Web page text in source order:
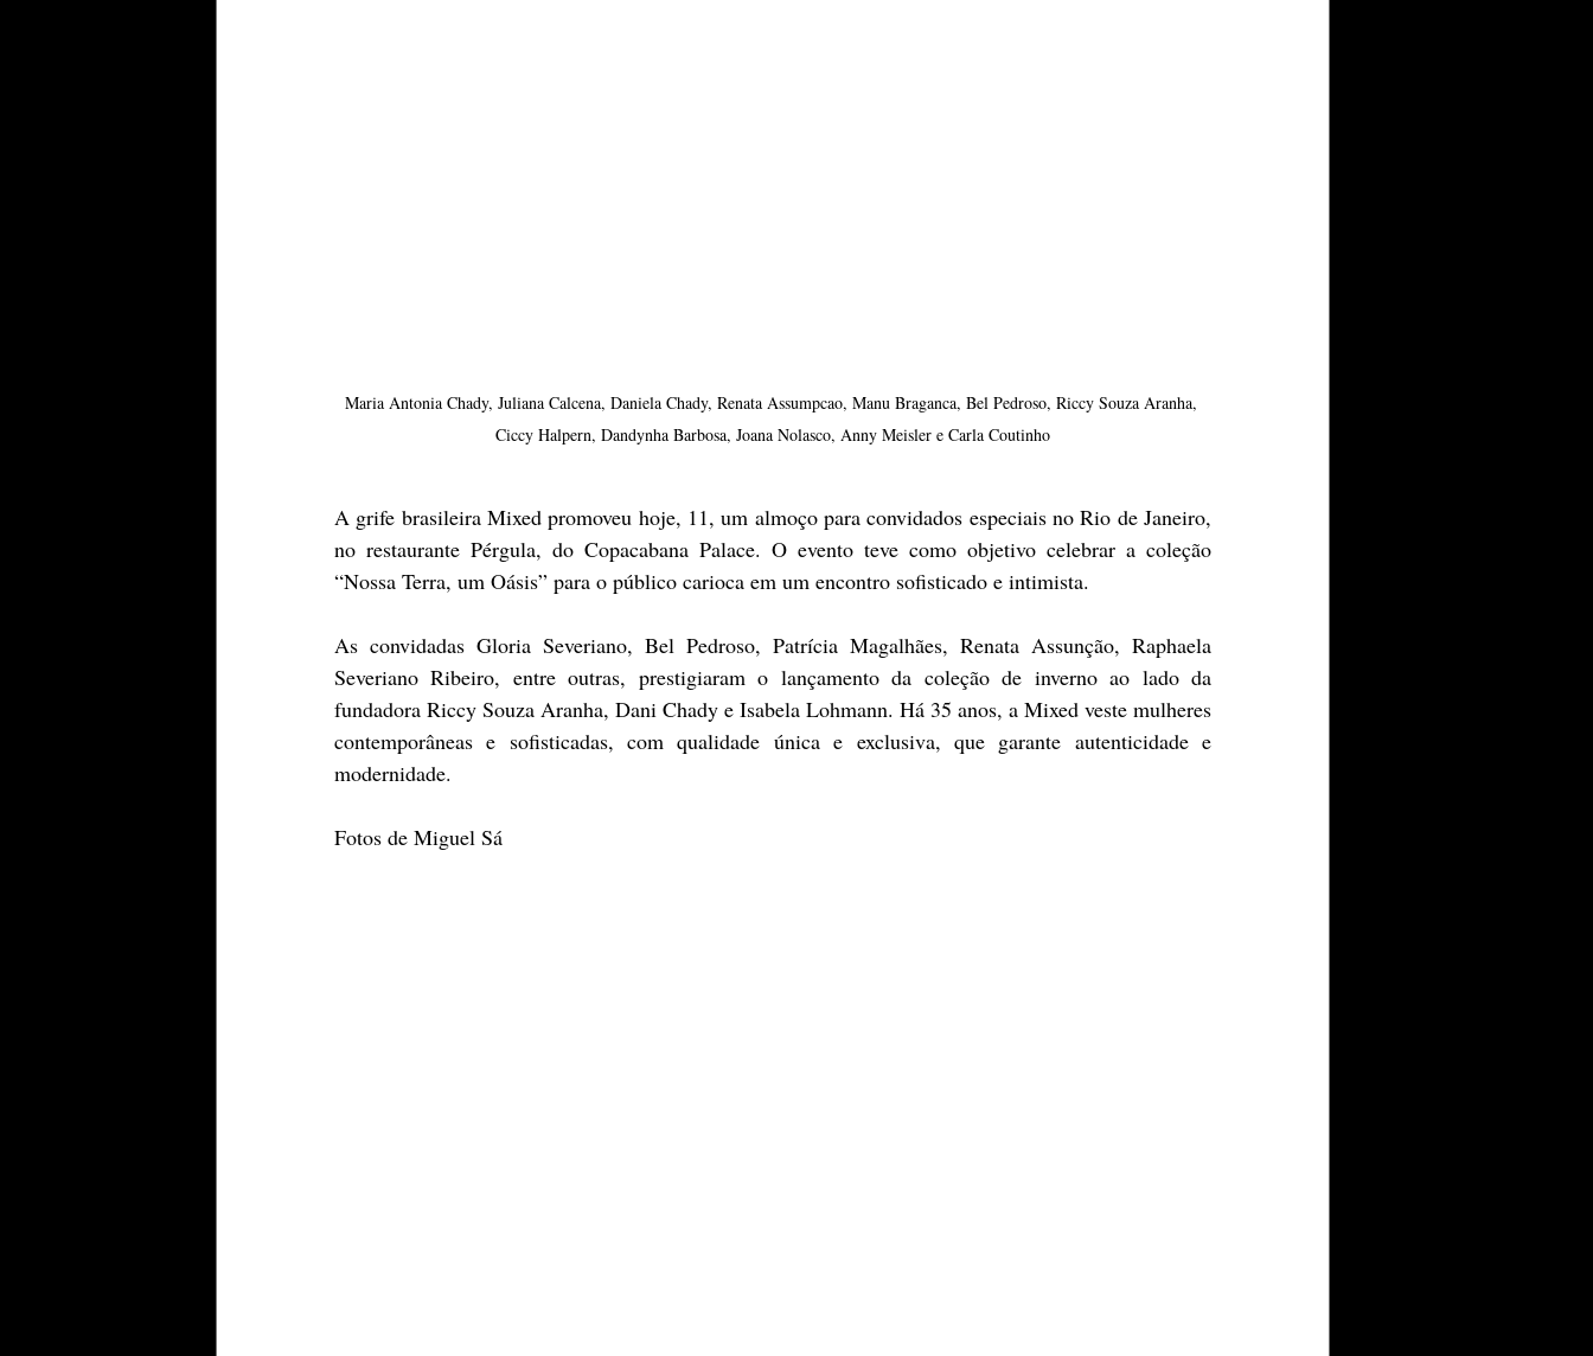
Maria Antonia Chady, Juliana Calcena, Daniela Chady, Renata Assumpcao, Manu Braganca, Bel Pedroso, Riccy Souza Aranha,
Ciccy Halpern, Dandynha Barbosa, Joana Nolasco, Anny Meisler e Carla Coutinho
A grife brasileira Mixed promoveu hoje, 11, um almoço para convidados especiais no Rio de Janeiro,
no restaurante Pérgula, do Copacabana Palace. O evento teve como objetivo celebrar a coleção
“Nossa Terra, um Oásis” para o público carioca em um encontro sofisticado e intimista.
As convidadas Gloria Severiano, Bel Pedroso, Patrícia Magalhães, Renata Assunção, Raphaela
Severiano Ribeiro, entre outras, prestigiaram o lançamento da coleção de inverno ao lado da
fundadora Riccy Souza Aranha, Dani Chady e Isabela Lohmann. Há 35 anos, a Mixed veste mulheres
contemporâneas e sofisticadas, com qualidade única e exclusiva, que garante autenticidade e
modernidade.
Fotos de Miguel Sá